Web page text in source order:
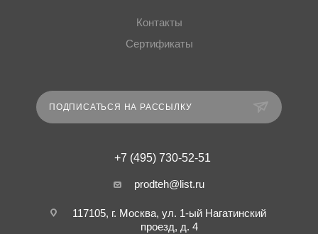
Контакты
Сертификаты
ПОДПИСАТЬСЯ НА РАССЫЛКУ
+7 (495) 730-52-51
prodteh@list.ru
117105, г. Москва, ул. 1-ый Нагатинский
проезд, д. 4